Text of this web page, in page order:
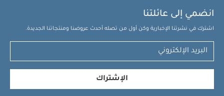
انضمي إلى عائلتنا
اشترك في نشرتنا الإخبارية وكن أول من تصله أحدث عروضنا ومنتجاتنا الجديدة.
الإشتراك